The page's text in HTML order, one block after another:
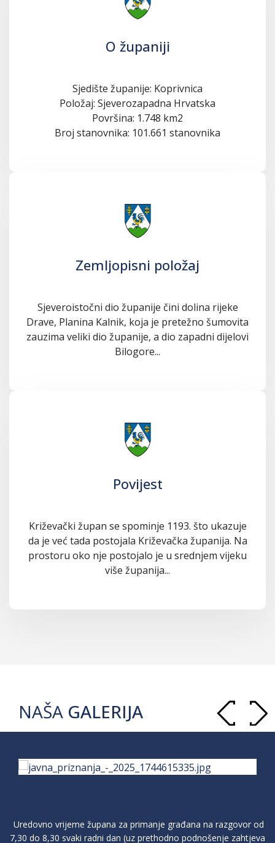
O županiji
Sjedište županije: Koprivnica
Položaj: Sjeverozapadna Hrvatska
Površina: 1.748 km2
Broj stanovnika: 101.661 stanovnika
Zemljopisni položaj
Sjeveroistočni dio županije čini dolina rijeke
Drave, Planina Kalnik, koja je pretežno šumovita
zauzima veliki dio županije, a dio zapadni dijelovi
Bilogore...
Povijest
Križevački župan se spominje 1193. što ukazuje
da je već tada postojala Križevačka županija. Na
prostoru oko nje postojalo je u srednjem vijeku
više županija...
NAŠA GALERIJA
Uredovno vrijeme župana za primanje građana na razgovor od
7,30 do 8,30 svaki radni dan (uz prethodno podnošenje zahtjeva